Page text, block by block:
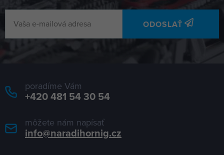
ODOSLAŤ
poradíme Vám
+420 481 54 30 54
môžete nám napísať
info@naradihornig.cz